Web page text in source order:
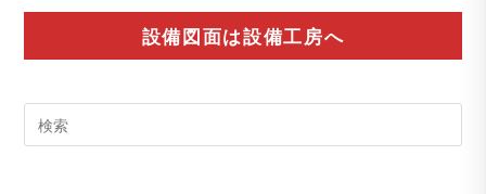
設備図面は設備工房へ